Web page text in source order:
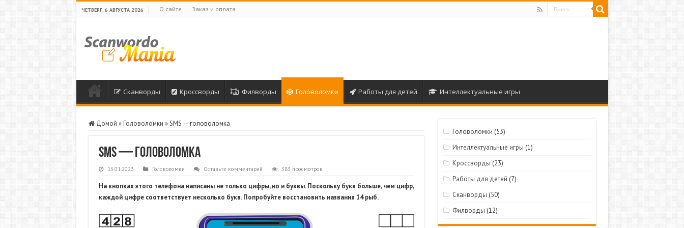
ЧЕТВЕРГ, 6 АВГУСТА 2026 О сайте Заказ и оплата
Сканворды Кроссворды Филворды Головоломки Работы для детей Интеллектуальные игры
Домой » Головоломки » SMS — головоломка
SMS — головоломка
13.01.2023 Головоломки Оставьте комментарий 383 просмотров
На кнопках этого телефона написаны не только цифры, но и буквы. Поскольку букв больше, чем цифр,
каждой цифре соответствует несколько букв. Попробуйте восстановить названия 14 рыб.
Головоломки (53)
Интеллектуальные игры (1)
Кроссворды (23)
Работы для детей (7)
Сканворды (50)
Филворды (12)